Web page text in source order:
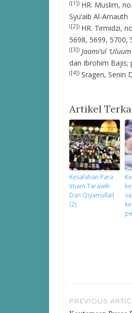
([1]) HR. Muslim,
Syu’aib Al-Arnauth
([2]) HR. Tirmidzi,
5698, 5699, 5700,
([3]) Jaami’ul
dan Ibrohim Bajis;
([4]) Sragen, Senin
Artikel
Kesalahan Para
Imam Tarawih
Dan Qiyamullail
(2)
Post
PREVIOUS